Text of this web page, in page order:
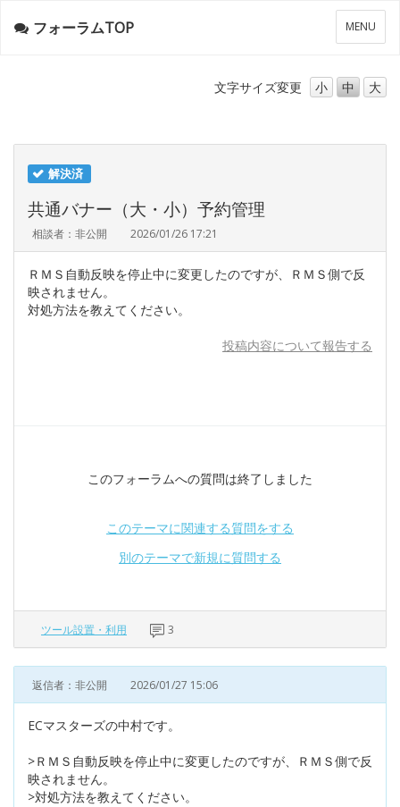
メ
ニ
ー
MENU
フォーラムTOP
文字サイズ変更 小 中 大
解決済
共通バナー（大・小）予約管理
相談者：非公開 2026/01/26 17:21
ＲＭＳ自動反映を停止中に変更したのですが、ＲＭＳ側で反
映されません。
対処方法を教えてください。
投稿内容について報告する
このフォーラムへの質問は終了しました
このテーマに関連する質問をする
別のテーマで新規に質問する
ツール設置・利用 3
返信者：非公開 2026/01/27 15:06
ECマスターズの中村です。
>ＲＭＳ自動反映を停止中に変更したのですが、ＲＭＳ側で反
映されません。
>対処方法を教えてください。